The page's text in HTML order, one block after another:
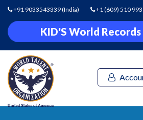
+91 9033543339(India) +1 (609) 510
KID'S World Records